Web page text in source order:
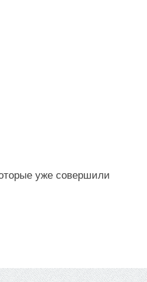
уже совершили